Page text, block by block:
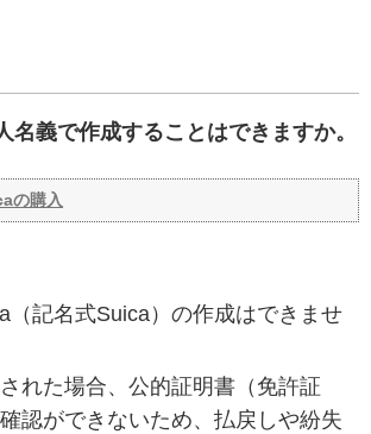
名義で作成することはできますか。
の購入
（記名式Suica）の作成はできませ
れた場合、公的証明書（免許証
認ができないため、払戻しや紛失